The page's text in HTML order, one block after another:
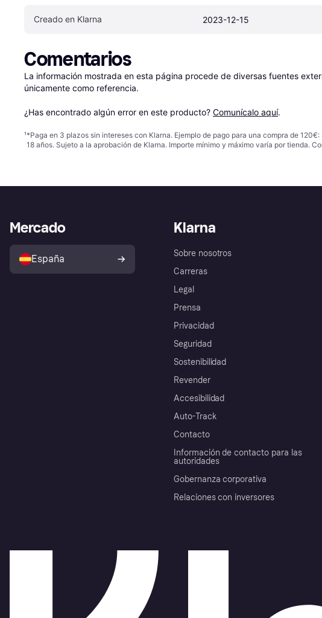
Creado en Klarna 2023-12-15
Comentarios
La información mostrada en esta página procede de diversas fuentes
únicamente como referencia.
¿Has encontrado algún error en este producto? Comunícalo aquí.
¹*Paga en 3 plazos sin intereses con Klarna. Ejemplo de pago para una compra de
18 años. Sujeto a la aprobación de Klarna. Importe mínimo y máximo varía por tienda.
Klarna
Sobre nosotros
Carreras
Legal
Prensa
Privacidad
Seguridad
Sostenibilidad
Revender
Accesibilidad
Auto-Track
Contacto
Información de contacto para las
autoridades
Gobernanza corporativa
Relaciones con inversores
Mercado
España